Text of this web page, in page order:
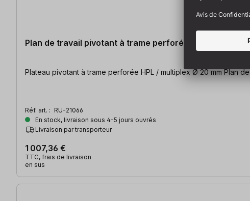
Plan de travail pivotant à trame perforée RUWI
Plateau
Réf. art. : RU-21066
En stock, livraison sous 4-5 jours ouvrés
Livraison par transporteur
1 007,36 €
TTC, frais de livraison
en sus